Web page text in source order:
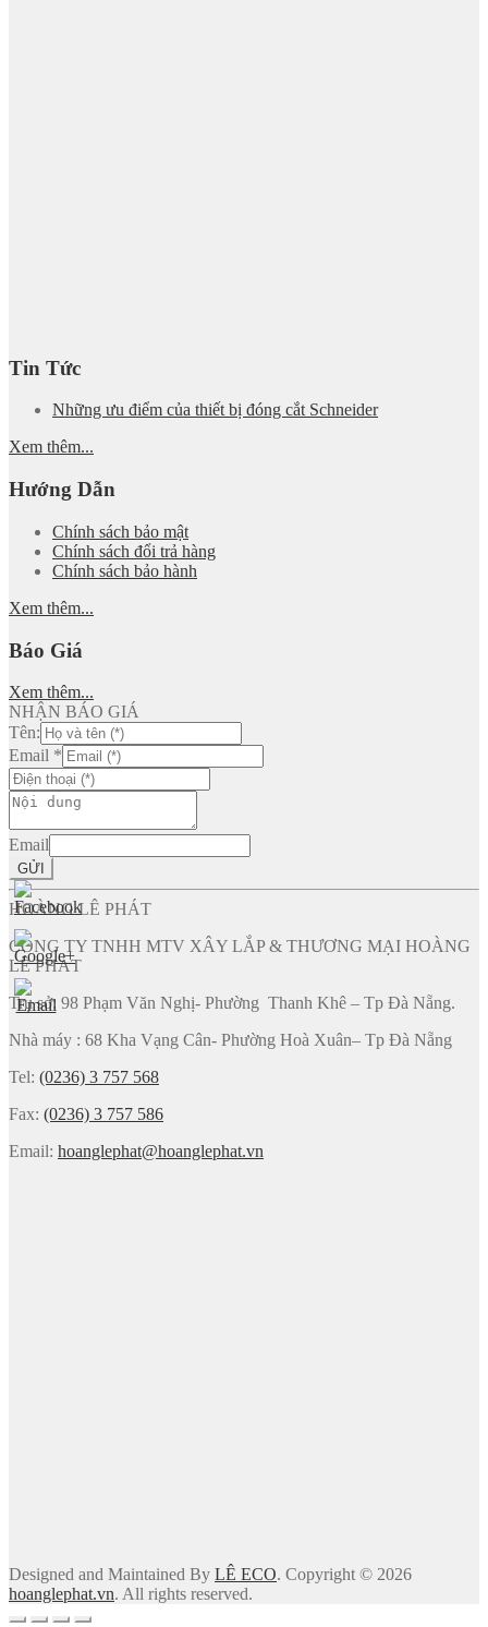
Tin Tức
Những ưu điểm của thiết bị đóng cắt Schneider
Xem thêm...
Hướng Dẫn
Chính sách bảo mật
Chính sách đổi trả hàng
Chính sách bảo hành
Xem thêm...
Báo Giá
Xem thêm...
NHẬN BÁO GIÁ
Tên:
Email *
Email
GỬI
HOÀNG LÊ PHÁT
CÔNG TY TNHH MTV XÂY LẮP & THƯƠNG MẠI HOÀNG
LÊ PHÁT
Trụ sở: 98 Phạm Văn Nghị- Phường Thanh Khê – Tp Đà Nẵng.
Nhà máy : 68 Kha Vạng Cân- Phường Hoà Xuân– Tp Đà Nẵng
Tel: (0236) 3 757 568
Fax: (0236) 3 757 586
Email: hoanglephat@hoanglephat.vn
Designed and Maintained By LÊ ECO. Copyright © 2026
hoanglephat.vn. All rights reserved.